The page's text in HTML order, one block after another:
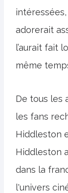
adorerait
l’aurait fait
même
De tous les
les fans
Hiddleston
Hiddleston
dans la
l'univers